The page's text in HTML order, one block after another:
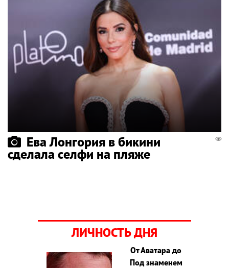
Ева Лонгория в бикини
сделала селфи на пляже
ЛИЧНОСТЬ ДНЯ
От Аватара до
Под знаменем